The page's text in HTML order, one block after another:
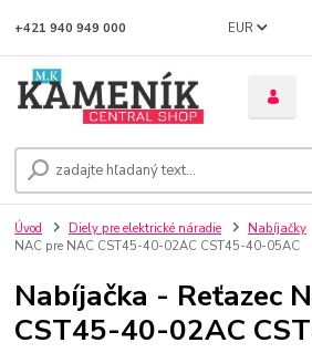
EUR
+421 940 949 000
Úvod Diely pre elektrické náradie Nabíjačky
NAC pre NAC CST45-40-02AC CST45-40-05AC
Nabíjačka - Reťazec
CST45-40-02AC